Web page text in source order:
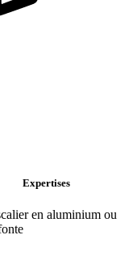
Expertises
en aluminium ou